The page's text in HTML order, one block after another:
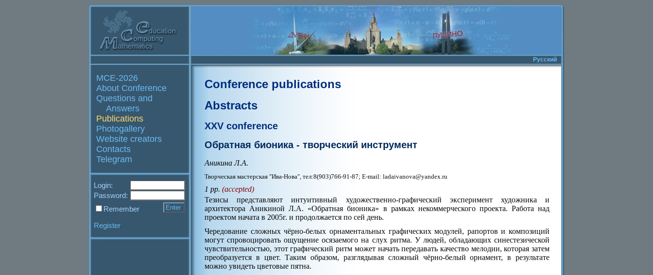
Русский
MCE-2026
About Conference
Questions and
Answers
Publications
Photogallery
Website creators
Contacts
Telegram
Login:
Password:
Remember
Register
Conference publications
Abstracts
XXV conference
Обратная бионика - творческий инструмент
Аникина Л.А.
Творческая мастерская "Ива-Нова", тел:8(903)766-91-87; E-mail: ladaivanova@yandex.ru
1 pp. (accepted)
Тезисы представляют интуитивный художественно-графический эксперимент художника и
архитектора Аникиной Л.А. «Обратная бионика» в рамках некоммерческого проекта. Работа над
проектом начата в 2005г. и продолжается по сей день.
Чередование сложных чёрно-белых орнаментальных графических модулей, рапортов и композиций
могут спровоцировать ощущение осязаемого на слух ритма. У людей, обладающих синестезической
чувствительностью, этот графический ритм может начать передавать качество мелодии, которая затем
преобразуется в цвет. Таким образом, разглядывая сложный чёрно-белый орнамент, в результате
можно увидеть цветовые пятна.